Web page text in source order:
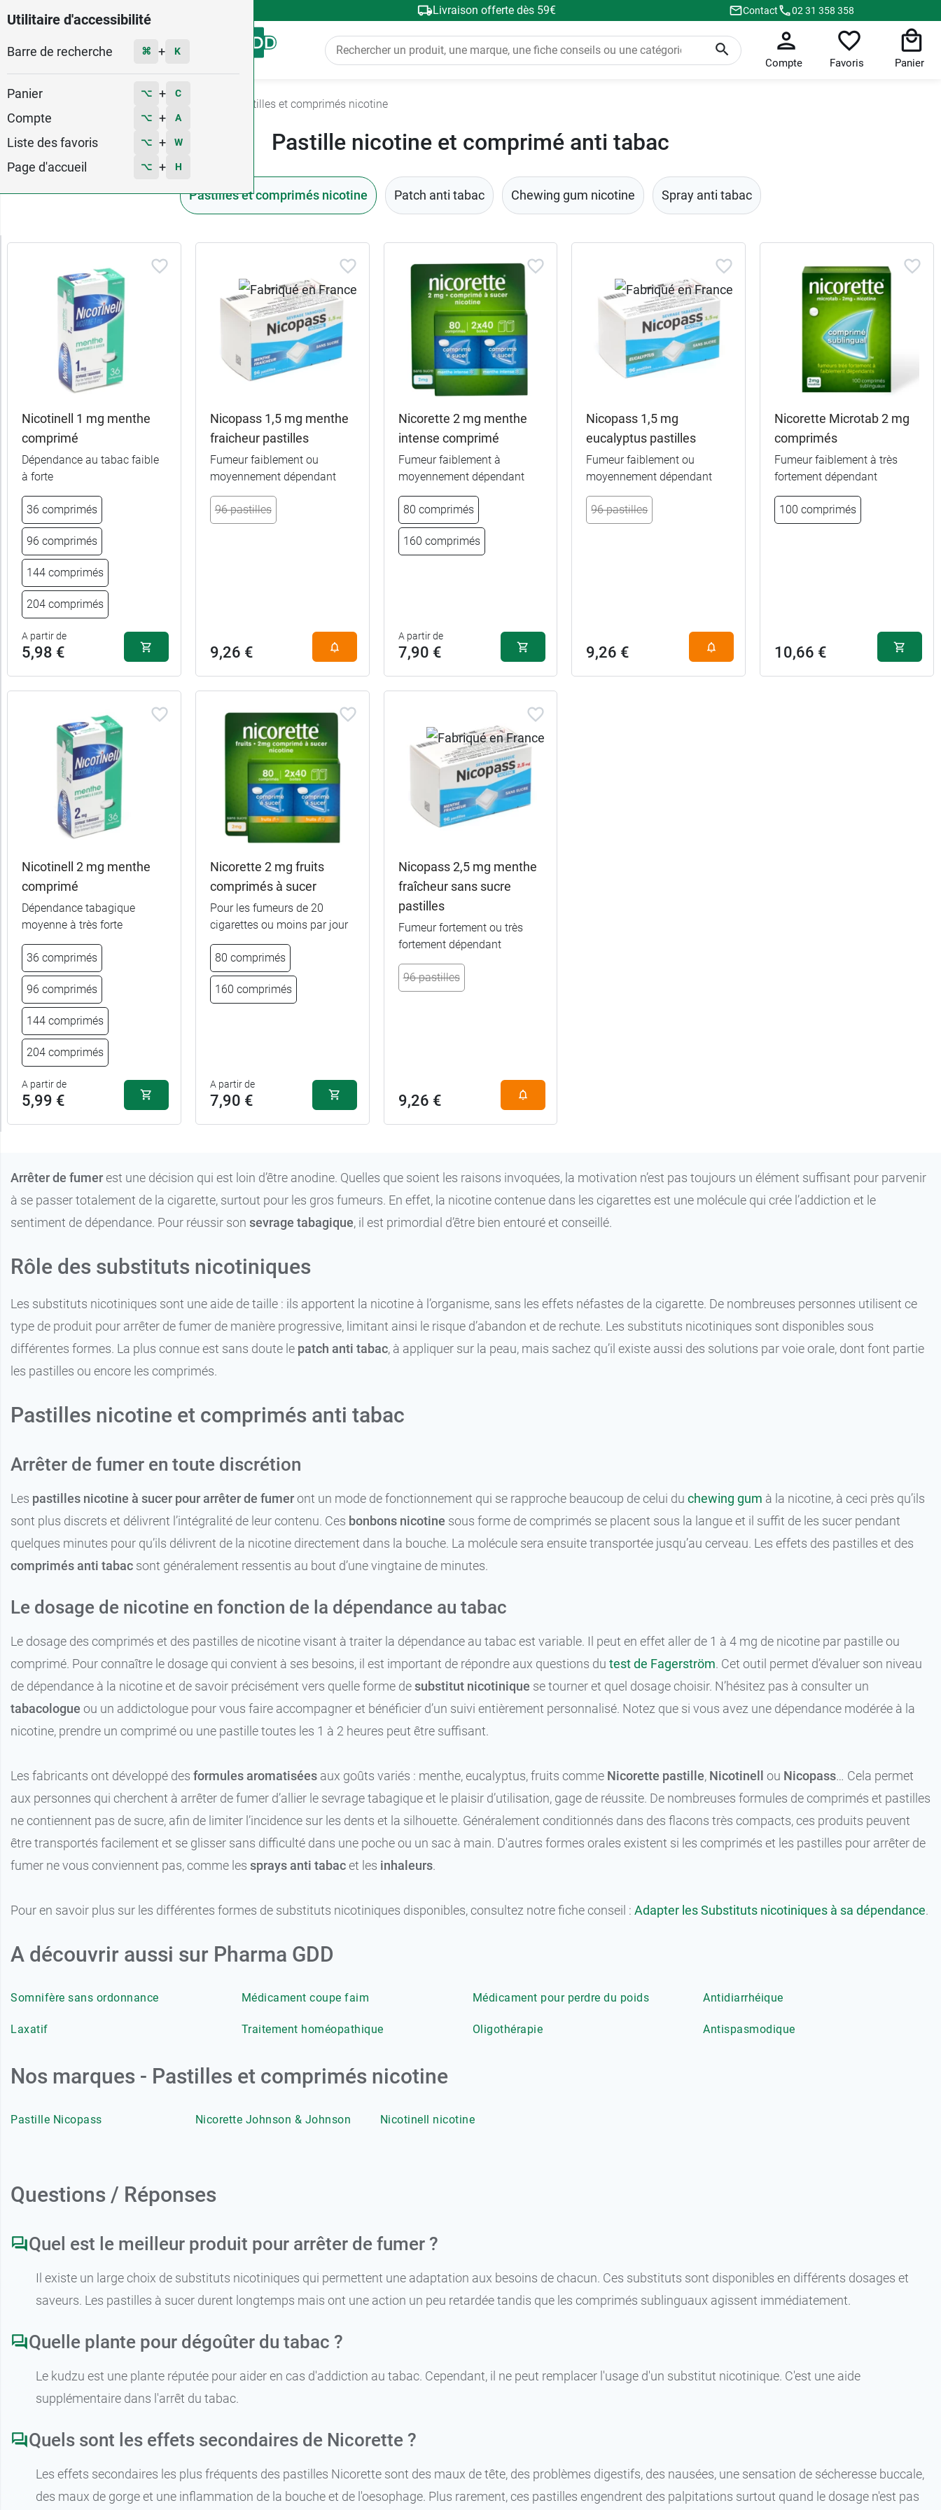
Utilitaire d'accessibilité
Barre de recherche ⌘ + K
Panier ⌥ + C
Compte ⌥ + A
Liste des favoris ⌥ + W
Page d'accueil ⌥ + H
Livraison offerte dès 59€ Contact 02 31 358 358
Menu
Compte Favoris Panier
Pastilles et comprimés nicotine
Pastille nicotine et comprimé anti tabac
Pastilles et comprimés nicotine Patch anti tabac Chewing gum nicotine Spray anti tabac
Par défaut
Marques
Fabriqué
France
Forme
Nicotinell 1 mg menthe
comprimé
Dépendance au tabac faible
à forte
36 comprimés
96 comprimés
144 comprimés
204 comprimés
A partir de
5,98 €
96 comprimés 9,26 €
144 comprimés 13,34 €
204 comprimés 23,99 €
Nicopass 1,5 mg menthe
fraicheur pastilles
Fumeur faiblement ou
moyennement dépendant
96 pastilles
9,26 €
Nicorette 2 mg menthe
intense comprimé
Fumeur faiblement à
moyennement dépendant
80 comprimés
160 comprimés
A partir de
7,90 €
Nicopass 1,5 mg
eucalyptus pastilles
Fumeur faiblement ou
moyennement dépendant
96 pastilles
9,26 €
Nicorette Microtab 2 mg
comprimés
Fumeur faiblement à très
fortement dépendant
100 comprimés
10,66 €
Nicotinell 2 mg menthe
comprimé
Dépendance tabagique
moyenne à très forte
36 comprimés
96 comprimés
144 comprimés
204 comprimés
A partir de
5,99 €
9,26 €
144 comprimés 13,34 €
204 comprimés 24,99 €
Nicorette 2 mg fruits
comprimés à sucer
Pour les fumeurs de 20
cigarettes ou moins par jour
80 comprimés
160 comprimés
A partir de
7,90 €
80 comprimés 7,90 €
160 comprimés 14,71 €
Nicopass 2,5 mg menthe
fraîcheur sans sucre
pastilles
Fumeur fortement ou très
fortement dépendant
96 pastilles
9,26 €
Arrêter de fumerest une décision qui est loin d’être anodine. Quelles que soient les raisons invoquées, la motivation n’est pas toujours un élément suffisant pour parvenir
à se passer totalement de la cigarette, surtout pour les gros fumeurs. En effet, la nicotine contenue dans les cigarettes est une molécule qui crée l’addiction et le
sentiment de dépendance. Pour réussir son sevrage tabagique, il est primordial d’être bien entouré et conseillé.
Rôle des substituts nicotiniques
Les substituts nicotiniques sont une aide de taille : ils apportent la nicotine à l’organisme, sans les effets néfastes de la cigarette. De nombreuses personnes utilisent ce
type de produit pour arrêter de fumer de manière progressive, limitant ainsi le risque d’abandon et de rechute. Les substituts nicotiniques sont disponibles sous
différentes formes. La plus connue est sans doute le patch anti tabac, à appliquer sur la peau, mais sachez qu’il existe aussi des solutions par voie orale, dont font partie
les pastilles ou encore les comprimés.
Pastilles nicotine et comprimés anti tabac
Arrêter de fumer en toute discrétion
Les pastilles nicotine à sucer pour arrêter de fumeront un mode de fonctionnement qui se rapproche beaucoup de celui du chewing gum à la nicotine, à ceci près qu’ils
sont plus discrets et délivrent l’intégralité de leur contenu. Ces bonbons nicotine sous forme de comprimés se placent sous la langue et il suffit de les sucer pendant
quelques minutes pour qu’ils délivrent de la nicotine directement dans la bouche. La molécule sera ensuite transportée jusqu’au cerveau. Les effets des pastilles et des
comprimés anti tabac sont généralement ressentis au bout d’une vingtaine de minutes.
Le dosage de nicotine en fonction de la dépendance au tabac
Le dosage des comprimés et des pastilles de nicotine visant à traiter la dépendance au tabac est variable. Il peut en effet aller de 1 à 4 mg de nicotine par pastille ou
comprimé. Pour connaître le dosage qui convient à ses besoins, il est important de répondre aux questions du test de Fagerström. Cet outil permet d’évaluer son niveau
de dépendance à la nicotine et de savoir précisément vers quelle forme desubstitut nicotinique se tourner et quel dosage choisir. N’hésitez pas à consulter un
tabacologue ou un addictologue pour vous faire accompagner et bénéficier d’un suivi entièrement personnalisé. Notez que si vous avez une dépendance modérée à la
nicotine, prendre un comprimé ou une pastille toutes les 1 à 2 heures peut être suffisant.
Les fabricants ont développé des formules aromatisées aux goûts variés : menthe, eucalyptus, fruits comme Nicorette pastille, Nicotinell ou Nicopass… Cela permet
aux personnes qui cherchent à arrêter de fumer d’allier le sevrage tabagique et le plaisir d’utilisation, gage de réussite. De nombreuses formules de comprimés et pastilles
ne contiennent pas de sucre, afin de limiter l’incidence sur les dents et la silhouette. Généralement conditionnés dans des flacons très compacts, ces produits peuvent
être transportés facilement et se glisser sans difficulté dans une poche ou un sac à main. D'autres formes orales existent si les comprimés et les pastilles pour arrêter de
fumer ne vous conviennent pas, comme les sprays anti tabacet les inhaleurs.
Pour en savoir plus sur les différentes formes de substituts nicotiniques disponibles, consultez notre fiche conseil : Adapter les Substituts nicotiniques à sa dépendance.
A découvrir aussi sur Pharma GDD
Somnifère sans ordonnance Médicament coupe faim Médicament pour perdre du poids Antidiarrhéique
Laxatif Traitement homéopathique Oligothérapie Antispasmodique
Nos marques - Pastilles et comprimés nicotine
Pastille Nicopass Nicorette Johnson & Johnson Nicotinell nicotine
Questions / Réponses
Quel est le meilleur produit pour arrêter de fumer ?
Il existe un large choix de substituts nicotiniques qui permettent une adaptation aux besoins de chacun. Ces substituts sont disponibles en différents dosages et
saveurs. Les pastilles à sucer durent longtemps mais ont une action un peu retardée tandis que les comprimés sublinguaux agissent immédiatement.
Quelle plante pour dégoûter du tabac ?
Le kudzu est une plante réputée pour aider en cas d'addiction au tabac. Cependant, il ne peut remplacer l'usage d'un substitut nicotinique. C'est une aide
supplémentaire dans l'arrêt du tabac.
Quels sont les effets secondaires de Nicorette ?
Les effets secondaires les plus fréquents des pastilles Nicorette sont des maux de tête, des problèmes digestifs, des nausées, une sensation de sécheresse buccale,
des maux de gorge et une inflammation de la bouche et de l'oesophage. Plus rarement, ces pastilles engendrent des palpitations surtout quand le dosage n'est pas